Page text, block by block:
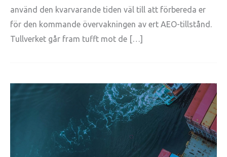
använd den kvarvarande tiden väl till att förbereda er
för den kommande övervakningen av ert AEO-tillstånd.
Tullverket går fram tufft mot de […]